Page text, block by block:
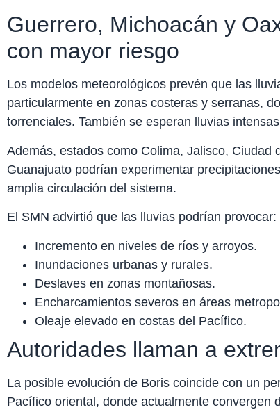
Guerrero, Michoacán y
con mayor riesgo
Los modelos meteorológicos prevén que las
particularmente en zonas costeras y serranas,
torrenciales. También se esperan lluvias
Además, estados como Colima, Jalisco, Ciudad
Guanajuato podrían experimentar
amplia circulación del sistema.
El SMN advirtió que las lluvias podrían provocar:
Incremento en niveles de ríos y arroyos.
Inundaciones urbanas y rurales.
Deslaves en zonas montañosas.
Encharcamientos severos en áreas
Oleaje elevado en costas del Pacífico.
Autoridades llaman a
La posible evolución de Boris coincide con un
Pacífico oriental, donde actualmente convergen